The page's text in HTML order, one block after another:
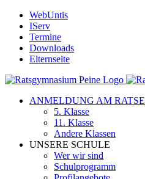
Zum
Inhalt
springen
WebUntis
IServ
Termine
Downloads
Elternseite
ANMELDUNG AM RATSE
5. Klasse
11. Klasse
Andere Klassen
UNSERE SCHULE
Wer wir sind
Schulprogramm